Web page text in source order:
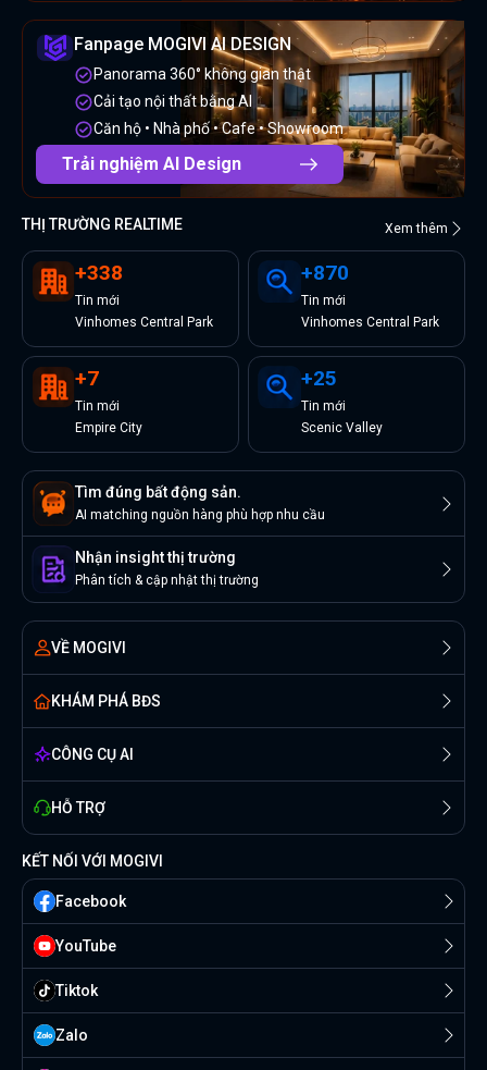
Fanpage MOGIVI AI DESIGN
Panorama 360° không gian thật
Cải tạo nội thất bằng AI
Căn hộ • Nhà phố • Cafe • Showroom
Trải nghiệm AI Design
THỊ TRƯỜNG REALTIME Xem thêm
+338
Tin mới
Vinhomes Central Park
+870
Tin mới
Vinhomes Central Park
+7
Tin mới
Empire City
+25
Tin mới
Scenic Valley
Tìm đúng bất động sản.
AI matching nguồn hàng phù hợp nhu cầu
Nhận insight thị trường
Phân tích & cập nhật thị trường
VỀ MOGIVI
KHÁM PHÁ BĐS
CÔNG CỤ AI
HỖ TRỢ
KẾT NỐI VỚI MOGIVI
Facebook
YouTube
Tiktok
Zalo